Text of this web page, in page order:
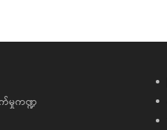
က်မှုကဏ္ဍ